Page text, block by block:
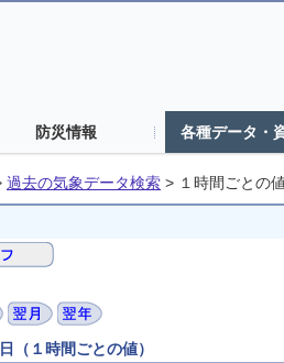
防災情報 各種データ・
過去の気象データ検索 > １時間ごとの
１時間ごとの値）